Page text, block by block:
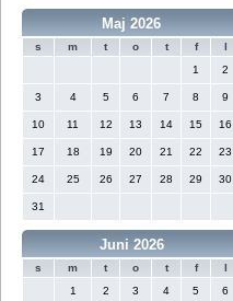
Maj 2026
s m t o t f
l
1
2
3 4 5 6 7 8 9
10 11 12 13 14 15 16
17 18 19 20 21 22 23
24 25 26 27 28 29 30
31
Juni 2026
s m t o t f
l
1
2 3 4 5 6